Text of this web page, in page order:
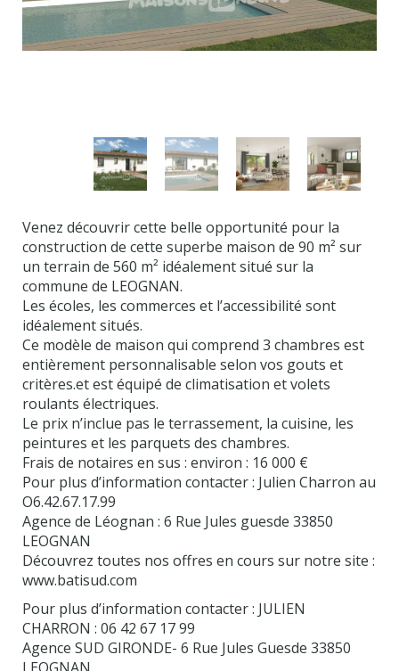
Venez découvrir cette belle opportunité pour la
construction de cette superbe maison de 90 m² sur
un terrain de 560 m² idéalement situé sur la
commune de LEOGNAN.
Les écoles, les commerces et l’accessibilité sont
idéalement situés.
Ce modèle de maison qui comprend 3 chambres est
entièrement personnalisable selon vos gouts et
critères.et est équipé de climatisation et volets
roulants électriques.
Le prix n’inclue pas le terrassement, la cuisine, les
peintures et les parquets des chambres.
Frais de notaires en sus : environ : 16 000 €
Pour plus d’information contacter : Julien Charron au
O6.42.67.17.99
Agence de Léognan : 6 Rue Jules guesde 33850
LEOGNAN
Découvrez toutes nos offres en cours sur notre site :
www.batisud.com
Pour plus d’information contacter : JULIEN
CHARRON : 06 42 67 17 99
Agence SUD GIRONDE- 6 Rue Jules Guesde 33850